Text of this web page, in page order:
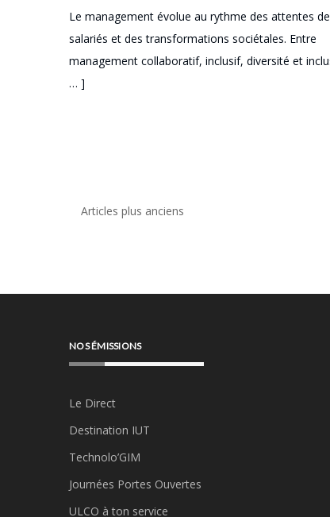
Le management évolue au rythme des attentes
salariés et des transformations sociétales. Entre
management collaboratif, inclusif, diversité et
… ]
Navigation
Articles plus anciens
NOS ÉMISSIONS
Le Direct
Destination IUT
Technolo’GIM
Journées Portes Ouvertes
ULCO à ton service